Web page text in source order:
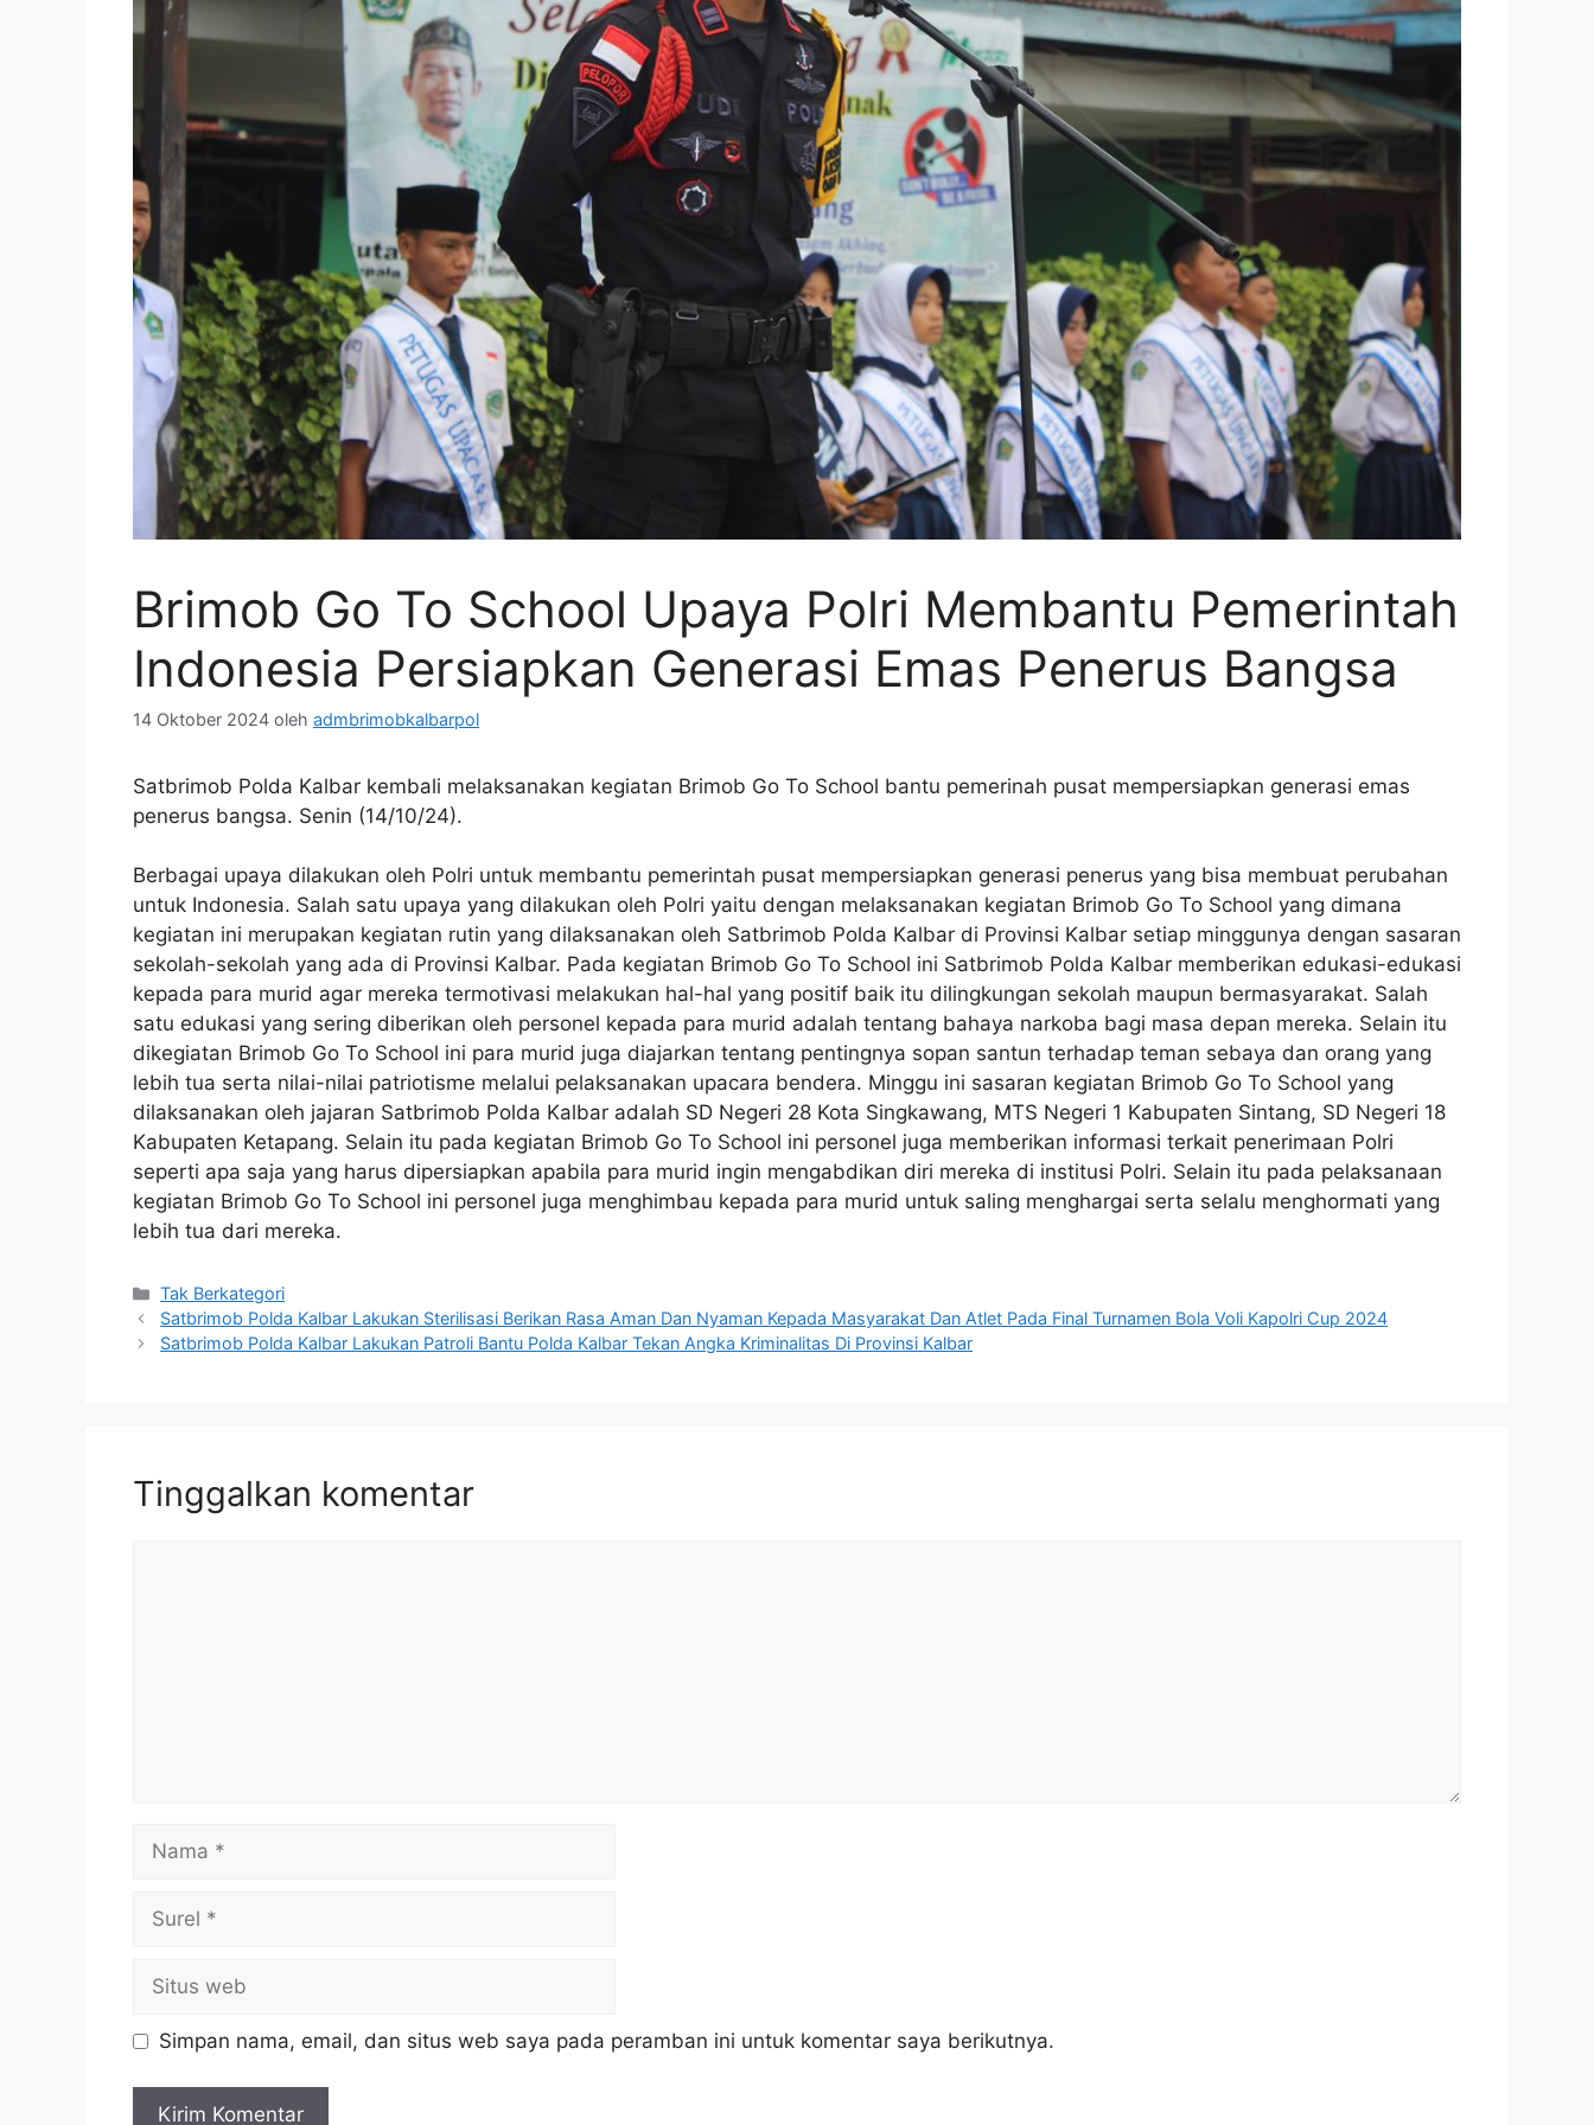
Brimob Go To School Upaya Polri Membantu Pemerintah
Indonesia Persiapkan Generasi Emas Penerus Bangsa
14 Oktober 2024 oleh admbrimobkalbarpol
Satbrimob Polda Kalbar kembali melaksanakan kegiatan Brimob Go To School bantu pemerinah pusat mempersiapkan generasi emas
penerus bangsa. Senin (14/10/24).
Berbagai upaya dilakukan oleh Polri untuk membantu pemerintah pusat mempersiapkan generasi penerus yang bisa membuat perubahan
untuk Indonesia. Salah satu upaya yang dilakukan oleh Polri yaitu dengan melaksanakan kegiatan Brimob Go To School yang dimana
kegiatan ini merupakan kegiatan rutin yang dilaksanakan oleh Satbrimob Polda Kalbar di Provinsi Kalbar setiap minggunya dengan sasaran
sekolah-sekolah yang ada di Provinsi Kalbar. Pada kegiatan Brimob Go To School ini Satbrimob Polda Kalbar memberikan edukasi-edukasi
kepada para murid agar mereka termotivasi melakukan hal-hal yang positif baik itu dilingkungan sekolah maupun bermasyarakat. Salah
satu edukasi yang sering diberikan oleh personel kepada para murid adalah tentang bahaya narkoba bagi masa depan mereka. Selain itu
dikegiatan Brimob Go To School ini para murid juga diajarkan tentang pentingnya sopan santun terhadap teman sebaya dan orang yang
lebih tua serta nilai-nilai patriotisme melalui pelaksanakan upacara bendera. Minggu ini sasaran kegiatan Brimob Go To School yang
dilaksanakan oleh jajaran Satbrimob Polda Kalbar adalah SD Negeri 28 Kota Singkawang, MTS Negeri 1 Kabupaten Sintang, SD Negeri 18
Kabupaten Ketapang. Selain itu pada kegiatan Brimob Go To School ini personel juga memberikan informasi terkait penerimaan Polri
seperti apa saja yang harus dipersiapkan apabila para murid ingin mengabdikan diri mereka di institusi Polri. Selain itu pada pelaksanaan
kegiatan Brimob Go To School ini personel juga menghimbau kepada para murid untuk saling menghargai serta selalu menghormati yang
lebih tua dari mereka.
Kategori
Tak Berkategori
Satbrimob Polda Kalbar Lakukan Sterilisasi Berikan Rasa Aman Dan Nyaman Kepada Masyarakat Dan Atlet Pada Final Turnamen Bola Voli Kapolri Cup 2024
Satbrimob Polda Kalbar Lakukan Patroli Bantu Polda Kalbar Tekan Angka Kriminalitas Di Provinsi Kalbar
Tinggalkan komentar
Nama
Surel
Situs
web
Simpan nama, email, dan situs web saya pada peramban ini untuk komentar saya berikutnya.